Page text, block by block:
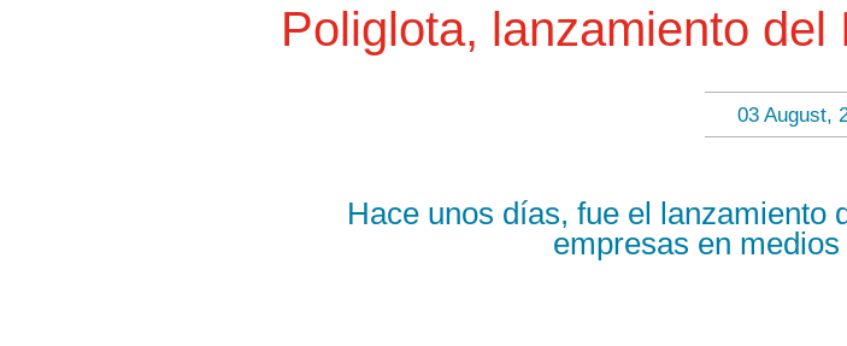
Poliglota, lanzamiento
03 August,
Hace unos días, fue el lanzamiento
empresas en